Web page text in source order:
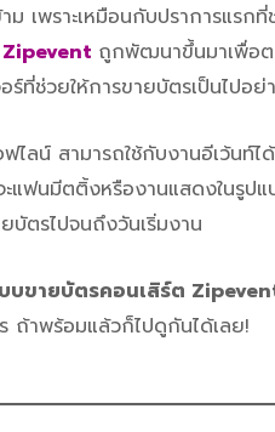
พราะเหมือนกับปราการแรกที่
ถูกพัฒนาขึ้นมาเพื่อต
ร์ที่ช่วยให้การขายบัตรเป็นไปอ
ไลน์ สามารถใช้กับงานอีเว้นท์ไ
แฟนมีตติ้งหรืองานแสดงในรูป
บัตรไปจนถึงวันเริ่มงาน
บขายบัตรคอนเสิร์ต
ถ้าพร้อมแล้วก็ไปดูกันได้เลย!